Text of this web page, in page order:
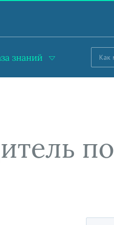
знаний
по